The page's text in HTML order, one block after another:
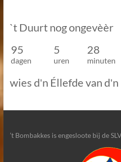
`t Duurt nog ongevèèr
95
5 28
dagen uren minuten
wies d'n Éllefde van
’t Bombakkes is engesloote bïj de